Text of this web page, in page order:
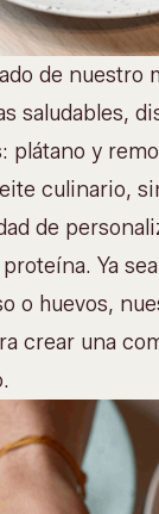
de nuestro
saludables,
plátano y
culinario,
de
Ya
o huevos,
crear una